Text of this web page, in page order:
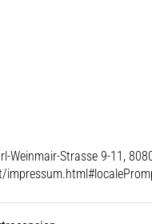
Weinmair-Strasse 9-11,